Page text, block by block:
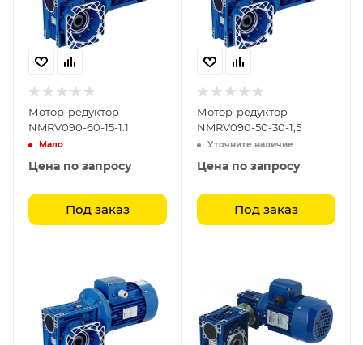
Мотор-редуктор
NMRV090-60-15-1.1
Мало
Цена по запросу
Под заказ
Мотор-редуктор
NMRV090-50-30-1,5
Уточните наличие
Цена по запросу
Под заказ